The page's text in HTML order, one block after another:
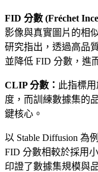
FID 分數 (Fréchet
影像與真實圖片的相
研究指出，透過高品
並降低 FID 分數，進
CLIP 分數： 此指標
度，而訓練數據集的
鍵核心。
以 Stable Diffusion 為
FID 分數相較於採用
印證了數據集規模與